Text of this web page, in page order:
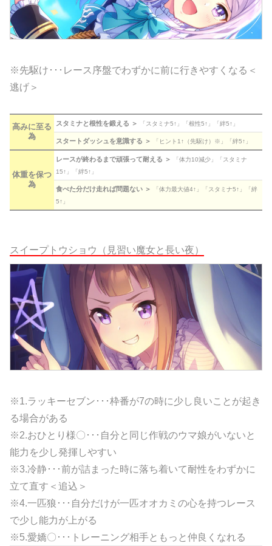
※先駆け･･･レース序盤でわずかに前に行きやすくなる＜
逃げ＞
高みに至る
為
スタミナと根性を鍛える ＞ 「スタミナ5↑」「根性5↑」「絆5↑」
スタートダッシュを意識する ＞ 「ヒント1↑（先駆け）※」「絆5↑」
体重を保つ
為
レースが終わるまで頑張って耐える ＞
「体力10減少」「スタミナ
15↑」「絆5↑」
食べた分だけ走れば問題ない ＞
「体力最大値4↑」「スタミナ5↑」「絆
5↑」
スイープトウショウ（見習い魔女と長い夜）
※1.ラッキーセブン･･･枠番が7の時に少し良いことが起き
る場合がある
※2.おひとり様〇･･･自分と同じ作戦のウマ娘がいないと
能力を少し発揮しやすい
※3.冷静･･･前が詰まった時に落ち着いて耐性をわずかに
立て直す＜追込＞
※4.一匹狼･･･自分だけが一匹オオカミの心を持つレース
で少し能力が上がる
※5.愛嬌〇･･･トレーニング相手ともっと仲良くなれる